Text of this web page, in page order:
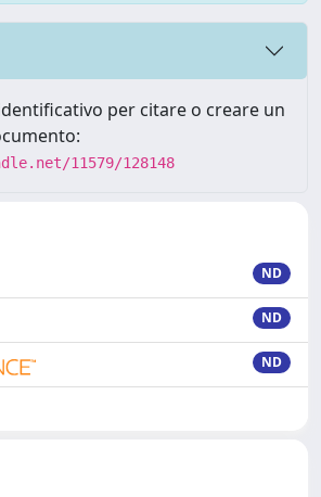
per citare o creare un
11579/128148
ND
ND
ND